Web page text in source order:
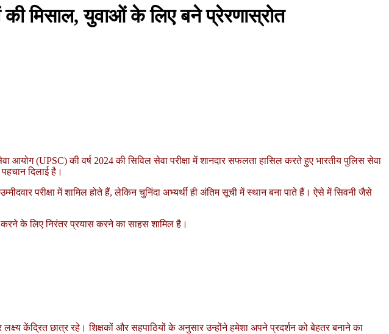
मिसाल, युवाओं के लिए बने प्रेरणास्रोत
(UPSC) की वर्ष 2024 की सिविल सेवा परीक्षा में शानदार सफलता हासिल करते हुए भारतीय पुलिस सेवा
दिलाई है।
परीक्षा में शामिल होते हैं, लेकिन चुनिंदा अभ्यर्थी ही अंतिम सूची में स्थान बना पाते हैं। ऐसे में सिवनी जैसे
के लिए निरंतर प्रयास करने का साहस शामिल है।
लक्ष्य केंद्रित छात्र रहे। शिक्षकों और सहपाठियों के अनुसार उन्होंने हमेशा अपने प्रदर्शन को बेहतर बनाने का